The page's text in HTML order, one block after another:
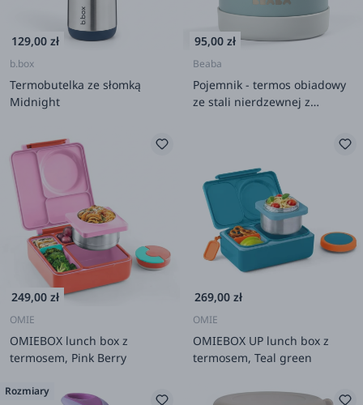
129,00 zł
b.box
Termobutelka ze słomką
Midnight
95,00 zł
Beaba
Pojemnik - termos obiadowy
ze stali nierdzewnej z
249,00 zł
OMIE
OMIEBOX lunch box z
termosem, Pink Berry
269,00 zł
OMIE
OMIEBOX UP lunch box z
termosem, Teal green
Rozmiary